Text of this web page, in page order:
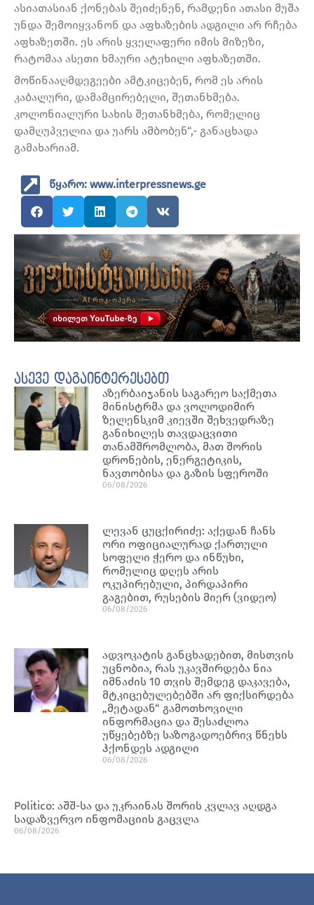
ასიათასიან ქონებას შეიძენენ, რამდენი ათასი მუშა
უნდა შემოიყვანონ და აფხაზების ადგილი არ რჩება
აფხაზეთში. ეს არის ყველაფერი იმის მიზეზი,
რატომაა ასეთი ხმაური ატეხილი აფხაზეთში.
მოწინააღმდეგეები ამტკიცებენ, რომ ეს არის
კაბალური, დამამცირებელი, შეთანხმება.
კოლონიალური სახის შეთანხმება, რომელიც
დამღუპველია და უარს ამბობენ“,- განაცხადა
გამახარიამ.
წყარო: www.interpressnews.ge
ასევე დაგაინტერესებთ
აზერბაიჯანის საგარეო საქმეთა
მინისტრმა და ვოლოდიმირ
ზელენსკიმ კიევში შეხვედრაზე
განიხილეს თავდაცვითი
თანამშრომლობა, მათ შორის
დრონების, ენერგეტიკის,
ნავთობისა და გაზის სფეროში
06/08/2026
ლევან ცუცქირიძე: აქედან ჩანს
ორი ოფიციალურად ქართული
სოფელი ჭერო და ინწუხი,
რომელიც დღეს არის
ოკუპირებული, პირდაპირი
გაგებით, რუსების მიერ (ვიდეო)
06/08/2026
ადვოკატის განცხადებით, მისთვის
უცნობია, რას უკავშირდება ნია
იმნაძის 10 თვის შემდეგ დაკავება,
მტკიცებულებებში არ ფიქსირდება
„მეტადან“ გამოთხოვილი
ინფორმაცია და შესაძლოა
უწყებებზე საზოგადოებრივ წნეხს
ჰქონდეს ადგილი
06/08/2026
Politico: აშშ-სა და უკრაინას შორის კვლავ აღდგა
სადაზვერვო ინფომაციის გაცვლა
06/08/2026